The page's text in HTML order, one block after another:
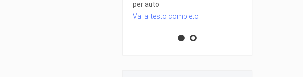
per auto
Vai al testo completo